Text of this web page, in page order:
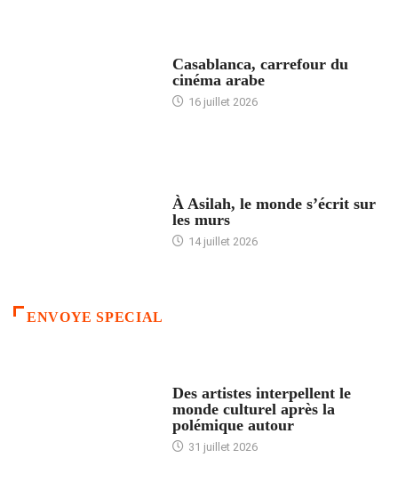
Casablanca, carrefour du
cinéma arabe
16 juillet 2026
À Asilah, le monde s’écrit sur
les murs
14 juillet 2026
ENVOYE SPECIAL
Des artistes interpellent le
monde culturel après la
polémique autour
31 juillet 2026